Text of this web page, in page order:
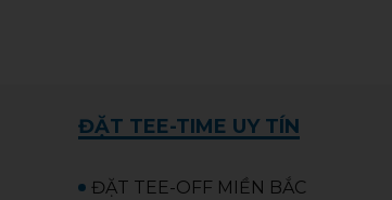
ĐẶT TEE-TIME UY TÍN
ĐẶT TEE-OFF MIỀN BẮC